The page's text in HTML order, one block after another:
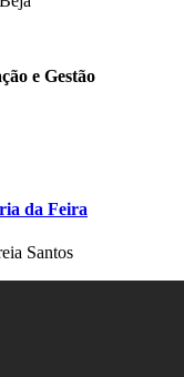
e Gestão
da Feira
Santos